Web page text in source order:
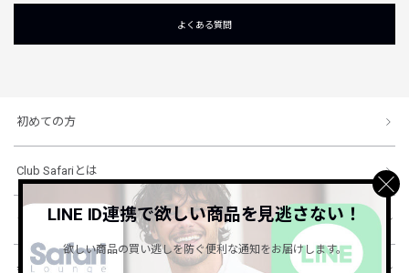
よくある質問
初めての方
Club Safariとは
ショッピングガイド
会社概要・規約
LINE ID連携で欲しい商品を見逃さない！
欲しい商品の買い逃しを防ぐ便利な通知をお届けします。